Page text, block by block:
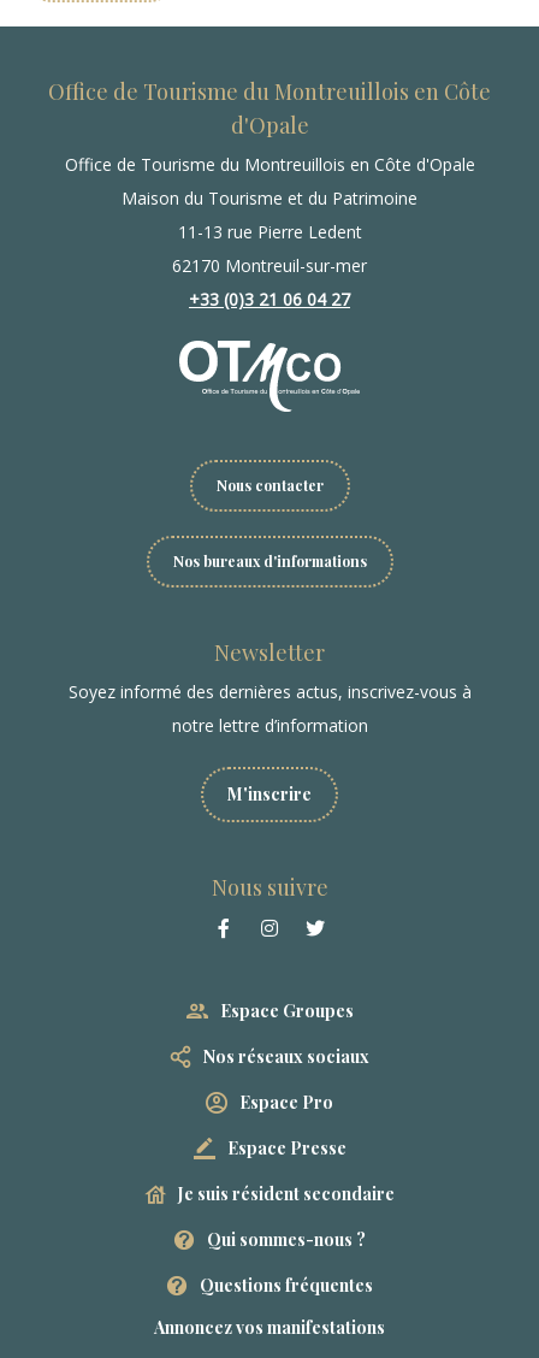
Office de Tourisme du Montreuillois en Côte
d'Opale
Office de Tourisme du Montreuillois en Côte d'Opale
Maison du Tourisme et du Patrimoine
11-13 rue Pierre Ledent
62170 Montreuil-sur-mer
+33 (0)3 21 06 04 27
Nous contacter
Nos bureaux d'informations
Newsletter
Soyez informé des dernières actus, inscrivez-vous à
notre lettre d’information
M'inscrire
Nous suivre
Espace Groupes
Nos réseaux sociaux
Espace Pro
Espace Presse
Je suis résident secondaire
Qui sommes-nous ?
Questions fréquentes
Annoncez vos manifestations